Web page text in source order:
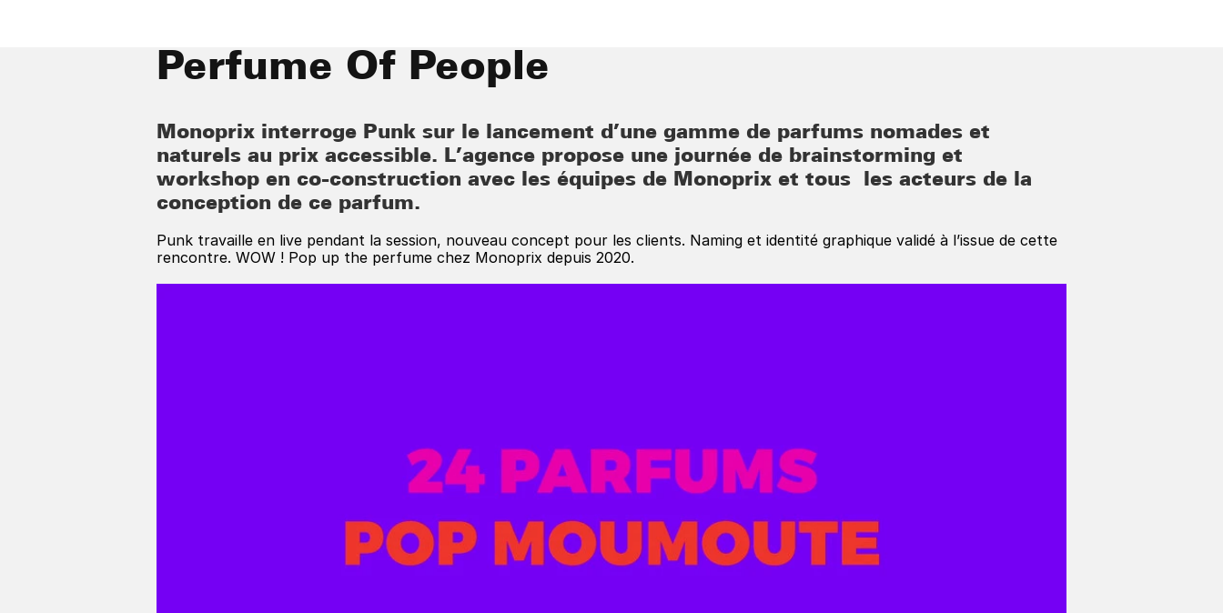
Perfume Of People
Monoprix interroge Punk sur le lancement d’une gamme de parfums nomades et
naturels au prix accessible. L’agence propose une journée de brainstorming et
workshop en co-construction avec les équipes de Monoprix et tous les acteurs de la
conception de ce parfum.
Punk travaille en live pendant la session, nouveau concept pour les clients. Naming et identité graphique validé à l’issue de cette
rencontre. WOW ! Pop up the perfume chez Monoprix depuis 2020.